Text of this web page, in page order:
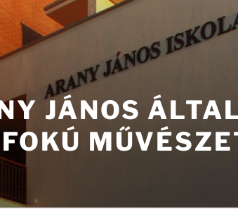
JÁNOS